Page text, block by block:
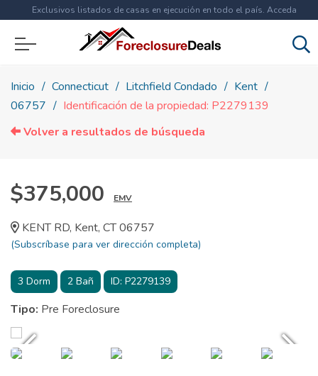
Exclusivos listados de casas en ejecución en todo el país. Acceda
ahora a
Inicio Connecticut Litchfield Condado
Kent
06757
Identificación de la propiedad: P2279139
Volver a resultados de búsqueda
$375,000 EMV
KENT RD, Kent, CT 06757
(Subscríbase para ver dirección completa)
3 Dorm 2 Bañ ID: P2279139
Tipo: Pre Foreclosure